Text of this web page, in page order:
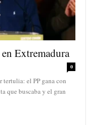
Extremadura
0
tertulia: el PP gana con
que buscaba y el gran